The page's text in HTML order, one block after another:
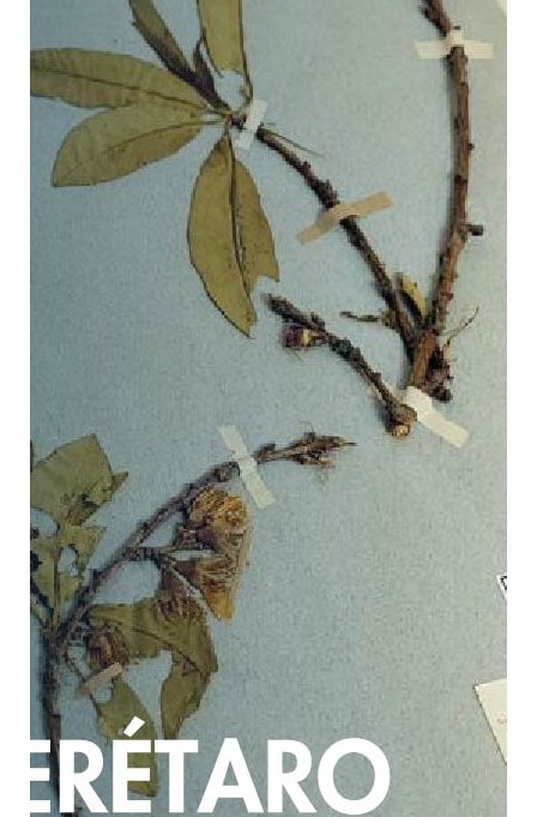
La biodiversidad como parte fundamental
de nuestra vida requiere que la
conozcamos, entendamos y valoremos en
toda su extensión. En particular la
diversidad de plantas se cataloga en
colecciones biológicas, principalmente en
los herbarios.